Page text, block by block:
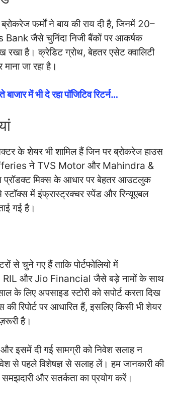
फर्मों ने बाय की राय दी है, जिनमें 20–
जैसे चुनिंदा निजी बैंकों पर आकर्षक
है। क्रेडिट ग्रोथ, बेहतर एसेट क्वालिटी
जा रहा है।
में भी दे रहा पॉजिटिव रिटर्न…
के शेयर भी शामिल हैं जिन पर ब्रोकरेज हाउस
ने TVS Motor और Mahindra &
प्रॉडक्ट मिक्स के आधार पर बेहतर आउटलुक
में इंफ्रास्ट्रक्चर स्पेंड और रिन्यूएबल
गई है।
से चुने गए हैं ताकि पोर्टफोलियो में
RIL और Jio Financial जैसे बड़े नामों के साथ
के लिए अपसाइड स्टोरी को सपोर्ट करता दिख
रिपोर्ट पर आधारित हैं, इसलिए किसी भी शेयर
है।
इसमें दी गई सामग्री को निवेश सलाह न
से पहले विशेषज्ञ से सलाह लें। हम जानकारी की
और सतर्कता का प्रयोग करें।